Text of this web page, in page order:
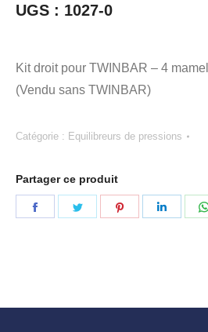
UGS : 1027-0
Kit droit pour TWINBAR – 4
(Vendu sans TWINBAR)
Catégorie : Equilibreurs de pressions
Partager ce produit
Partager Partager Partager